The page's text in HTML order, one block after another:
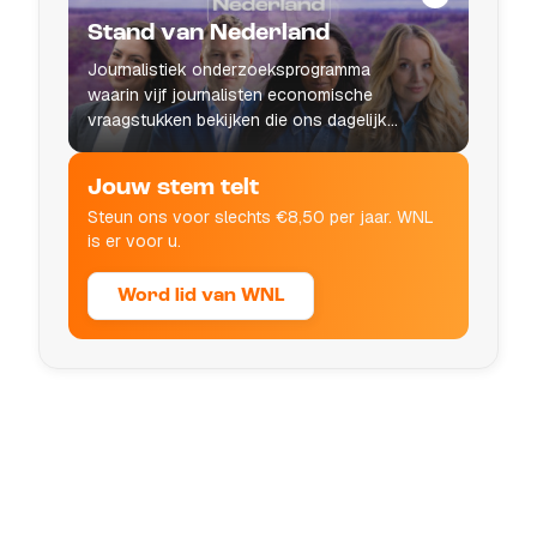
Stand van Nederland
Journalistiek onderzoeksprogramma
waarin vijf journalisten economische
vraagstukken bekijken die ons dagelijks
leven raken.
Jouw stem telt
Steun ons voor slechts €8,50 per jaar. WNL
is er voor u.
Word lid van WNL